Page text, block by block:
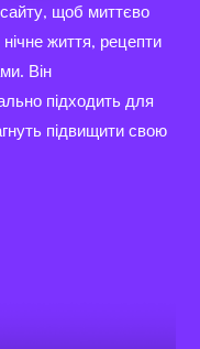
щоб миттєво
життя, рецепти
Він
підходить для
підвищити свою